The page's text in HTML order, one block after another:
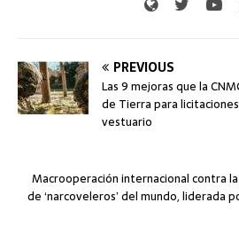
PREVIOUS
Las 9 mejoras que la
de Tierra para
vestuario
Macrooperación internacional contra
de ‘narcoveleros’ del mundo, liderada